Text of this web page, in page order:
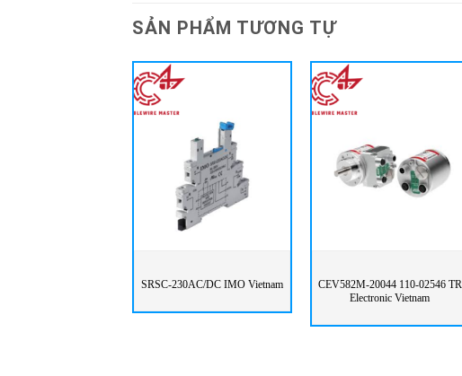
SẢN PHẨM TƯƠNG TỰ
SRSC-230AC/DC IMO Vietnam
CEV582M-20044 110-02546 TR
Electronic Vietnam